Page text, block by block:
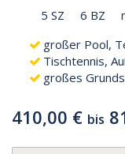
5 SZ 6 BZ
großer Pool,
Tischtennis,
großes
410,00 € bis